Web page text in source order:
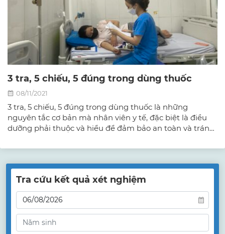
3 tra, 5 chiếu, 5 đúng trong dùng thuốc
08/11/2021
3 tra, 5 chiếu, 5 đúng trong dùng thuốc là những
nguyên tắc cơ bản mà nhân viên y tế, đặc biệt là điều
dưỡng phải thuộc và hiểu để đảm bảo an toàn và tránh
Tra cứu kết quả xét nghiệm